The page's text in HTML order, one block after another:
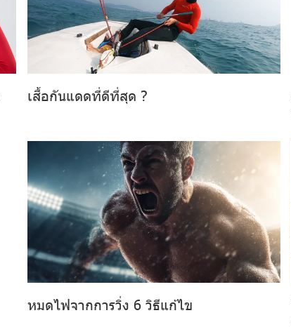
เสื้อกันแดดที่ดีที่สุด ?
หมดไฟจากการวิ่ง 6 วิธีแก้ไข